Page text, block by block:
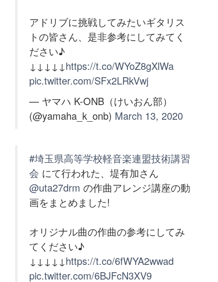
アドリブに挑戦してみたいギタリス
トの皆さん、是非参考にしてみてく
ださい♪
↓↓↓↓↓https://t.co/WYoZ8gXlWa
pic.twitter.com/SFx2LRkVwj
— ヤマハ K-ONB（けいおん部）
(@yamaha_k_onb) March 13, 2020
#埼玉県高等学校軽音楽連盟技術講習
会 にて行われた、堤有加さん
@uta27drm の作曲アレンジ講座の動
画をまとめました!
オリジナル曲の作曲の参考にしてみ
てください♪
↓↓↓↓↓https://t.co/6fWYA2wwad
pic.twitter.com/6BJFcN3XV9